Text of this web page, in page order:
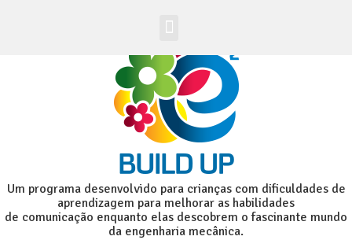
Um programa desenvolvido para crianças com dificuldades de
aprendizagem para melhorar as habilidades
de comunicação enquanto elas descobrem o fascinante mundo
da engenharia mecânica.